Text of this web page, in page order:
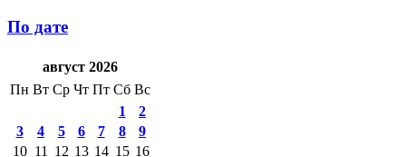
По дате
август 2026
Пн Вт Ср Чт Пт Сб Вс
1
2
3
4 5 6 7 8
9
10 11 12 13 14 15 16